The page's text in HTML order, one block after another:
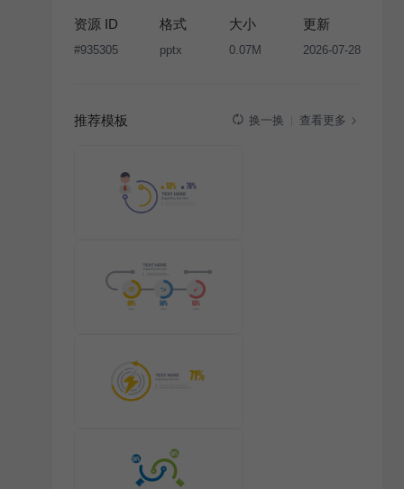
版权声明
条款，禁止任何形式的转让、出售或出租，未
经投权许可任何人不得擅自转载和分发，否则将接照我
资源 ID
#935305
格式
pptx
大小
0.07M
更新
2026-07-28
推荐模板 换一换 查看更多